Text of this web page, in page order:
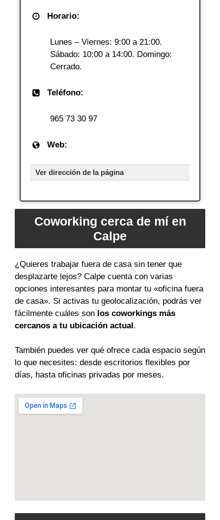
Horario:
Lunes – Viernes: 9:00 a 21:00.
Sábado: 10:00 a 14:00. Domingo:
Cerrado.
Teléfono:
965 73 30 97
Web:
Ver dirección de la página
Coworking cerca de mí en
Calpe
¿Quieres trabajar fuera de casa sin tener que
desplazarte lejos? Calpe cuenta con varias
opciones interesantes para montar tu «oficina fuera
de casa». Si activas tu geolocalización, podrás ver
fácilmente cuáles son los coworkings más
cercanos a tu ubicación actual.
También puedes ver qué ofrece cada espacio según
lo que necesites: desde escritorios flexibles por
días, hasta oficinas privadas por meses.